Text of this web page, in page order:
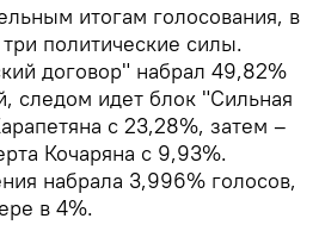
итогам голосования, в
политические силы.
договор" набрал 49,82%
следом идет блок "Сильная
с 23,28%, затем –
Кочаряна с 9,93%.
набрала 3,996% голосов,
в 4%.